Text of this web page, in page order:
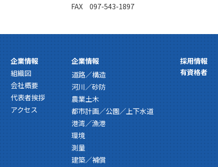
FAX 097-543-1897
企業情報
組織図
会社概要
代表者挨拶
アクセス
企業情報
道路／構造
河川／砂防
農業土木
都市計画／公園／上下水道
港湾／漁港
環境
測量
建築／補償
採用情報
有資格者